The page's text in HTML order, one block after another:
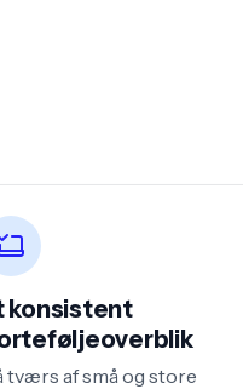
konsistent
tværs af små og store